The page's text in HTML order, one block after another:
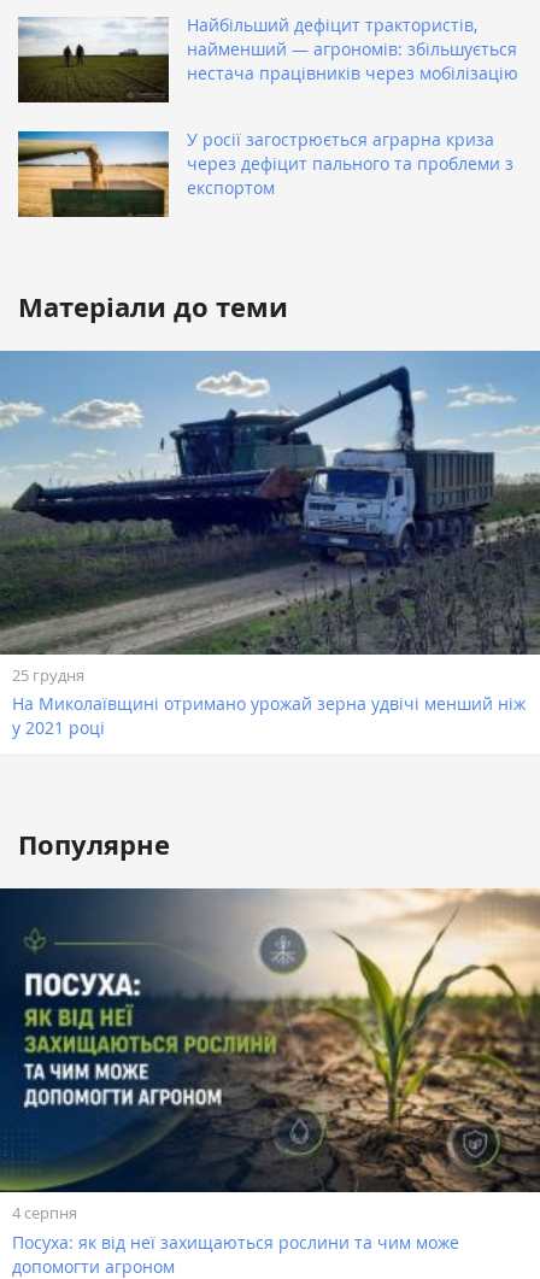
Найбільший дефіцит трактористів,
найменший — агрономів: збільшується
нестача працівників через мобілізацію
У росії загострюється аграрна криза
через дефіцит пального та проблеми з
експортом
Матеріали до теми
25 грудня
На Миколаївщині отримано урожай зерна удвічі менший ніж
у 2021 році
Популярне
4 серпня
Посуха: як від неї захищаються рослини та чим може
допомогти агроном